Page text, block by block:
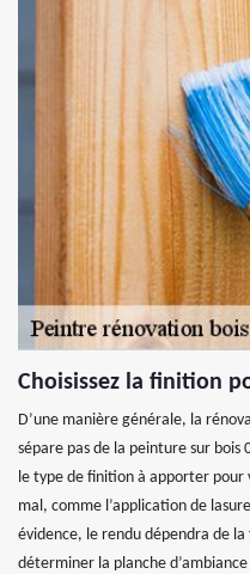
Choisissez la finition
D’une manière générale, la
sépare pas de la peinture sur bois
le type de finition à apporter pour
mal, comme l’application de
évidence, le rendu dépendra de
déterminer la planche